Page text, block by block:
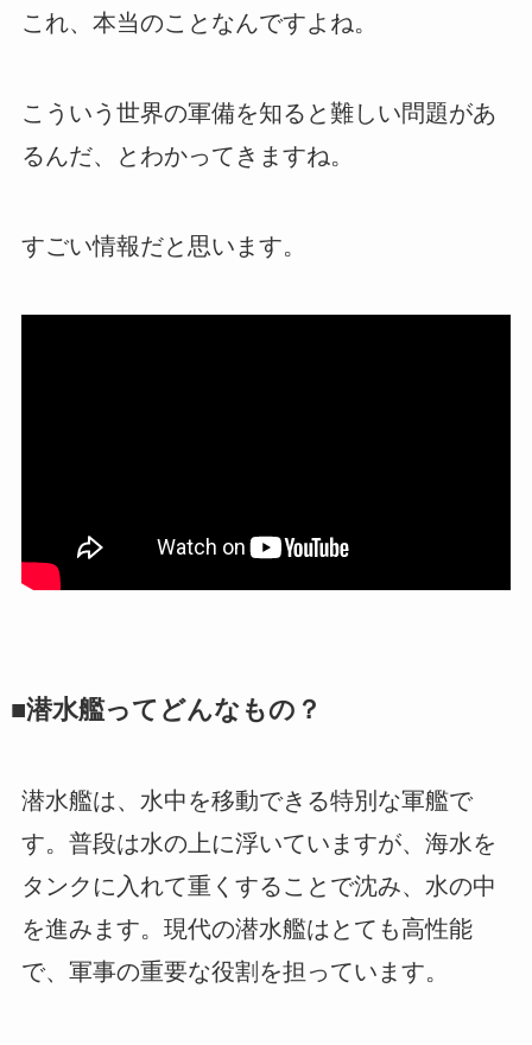
これ、本当のことなんですよね。
こういう世界の軍備を知ると難しい問題があ
るんだ、とわかってきますね。
すごい情報だと思います。
■潜水艦ってどんなもの？
潜水艦は、水中を移動できる特別な軍艦で
す。普段は水の上に浮いていますが、海水を
タンクに入れて重くすることで沈み、水の中
を進みます。現代の潜水艦はとても高性能
で、軍事の重要な役割を担っています。